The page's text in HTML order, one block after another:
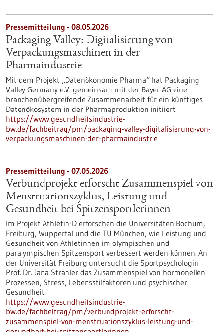
Pressemitteilung - 08.05.2026
Packaging Valley: Digitalisierung von
Verpackungsmaschinen in der
Pharmaindustrie
Mit dem Projekt „Datenökonomie Pharma“ hat Packaging
Valley Germany e.V. gemeinsam mit der Bayer AG eine
branchenübergreifende Zusammenarbeit für ein künftiges
Datenökosystem in der Pharmaproduktion initiiert.
https://www.gesundheitsindustrie-
bw.de/fachbeitrag/pm/packaging-valley-digitalisierung-von-
verpackungsmaschinen-der-pharmaindustrie
Pressemitteilung - 07.05.2026
Verbundprojekt erforscht Zusammenspiel von
Menstruationszyklus, Leistung und
Gesundheit bei Spitzensportlerinnen
Im Projekt Athletin-D erforschen die Universitäten Bochum,
Freiburg, Wuppertal und die TU München, wie Leistung und
Gesundheit von Athletinnen im olympischen und
paralympischen Spitzensport verbessert werden können. An
der Universität Freiburg untersucht die Sportpsychologin
Prof. Dr. Jana Strahler das Zusammenspiel von hormonellen
Prozessen, Stress, Lebensstilfaktoren und psychischer
Gesundheit.
https://www.gesundheitsindustrie-
bw.de/fachbeitrag/pm/verbundprojekt-erforscht-
zusammenspiel-von-menstruationszyklus-leistung-und-